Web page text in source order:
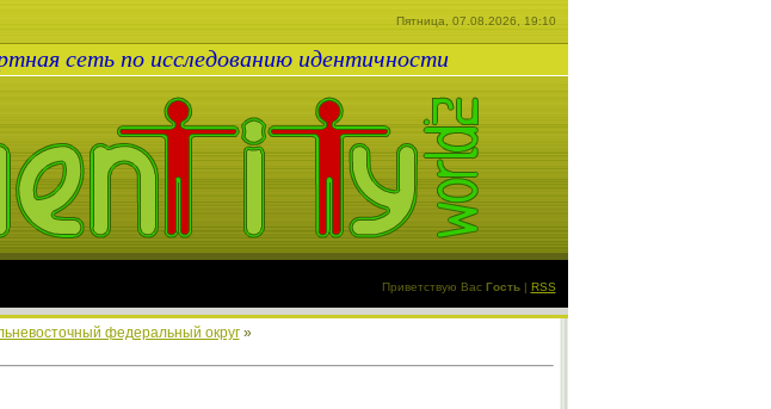
Пятница, 07.08.2026, 19:10
сеть по исследованию идентичности
Приветствую Вас Гость| RSS
федеральный округ»